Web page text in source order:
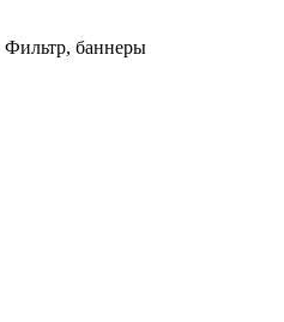
Фильтр, баннеры